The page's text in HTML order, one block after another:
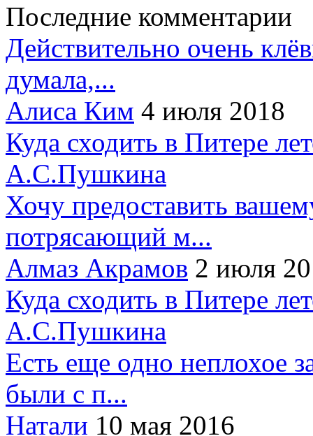
Последние комментарии
Действительно очень
думала,...
Алиса Ким 4 июля 2018
Куда сходить в Питере
А.С.Пушкина
Хочу предоставить
потрясающий м...
Алмаз Акрамов 2 июля
Куда сходить в Питере
А.С.Пушкина
Есть еще одно неплохое
были с п...
Натали 10 мая 2016